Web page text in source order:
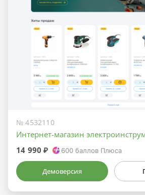
№ 4532110
Интернет-магазин
14 990 ₽
600баллов Плюса
Демоверсия